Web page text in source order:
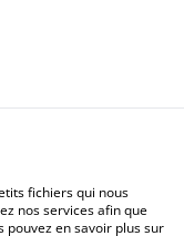
de cookies
fichiers qui nous
nos services afin que
pouvez en savoir plus sur